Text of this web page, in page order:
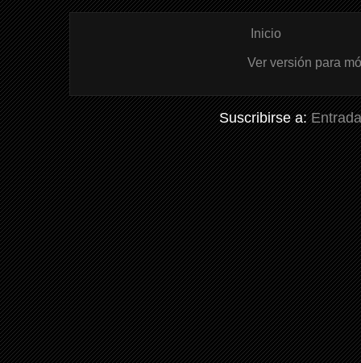
Inicio
Ver versión para
Suscribirse a: